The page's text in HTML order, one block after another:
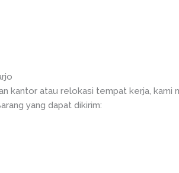
kantor atau relokasi tempat kerja,
yang dapat dikirim: